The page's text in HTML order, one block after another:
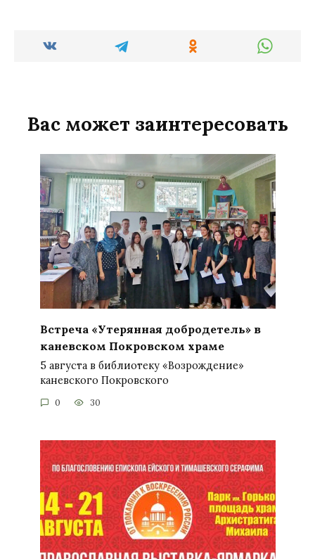
Вас может заинтересовать
Встреча «Утерянная добродетель» в
каневском Покровском храме
5 августа в библиотеку «Возрождение»
каневского Покровского
0 30